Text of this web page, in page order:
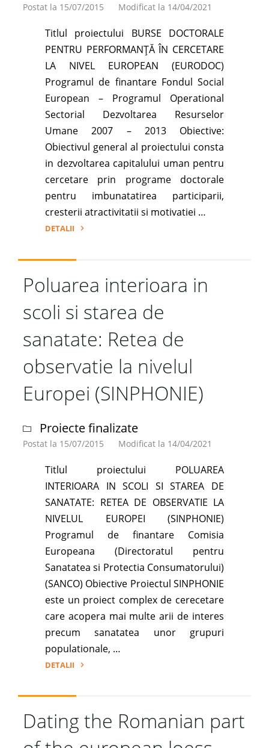
Postat la 15/07/2015 Modificat la 14/04/2021
Titlul proiectului BURSE DOCTORALE
PENTRU PERFORMANŢĂ ÎN CERCETARE
LA NIVEL EUROPEAN (EURODOC)
Programul de finantare Fondul Social
European – Programul Operational
Sectorial Dezvoltarea Resurselor
Umane 2007 – 2013 Obiective:
Obiectivul general al proiectului consta
in dezvoltarea capitalului uman pentru
cercetare prin programe doctorale
pentru imbunatatirea participarii,
cresterii atractivitatii si motivatiei …
DETALII
doctorale
performanta
cercetare
la
european
Poluarea interioara in
scoli si starea de
sanatate: Retea de
observatie la nivelul
Europei (SINPHONIE)
Proiecte finalizate
Postat la 15/07/2015 Modificat la 14/04/2021
Titlul proiectului POLUAREA
INTERIOARA IN SCOLI SI STAREA DE
SANATATE: RETEA DE OBSERVATIE LA
NIVELUL EUROPEI (SINPHONIE)
Programul de finantare Comisia
Europeana (Directoratul pentru
Sanatatea si Protectia Consumatorului)
(SANCO) Obiective Proiectul SINPHONIE
este un proiect complex de cerecetare
care acopera mai multe arii de interes
precum sanatatea unor grupuri
populationale, …
DETALII
interioara
scoli
si
Dating the Romanian part